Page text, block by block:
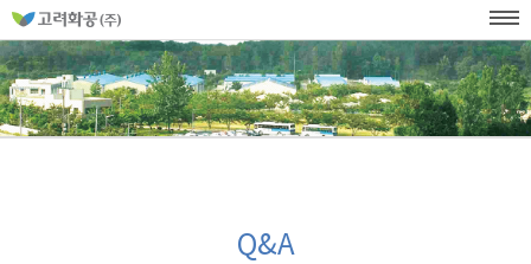
홈
이
지
네
비
게
이
션
KOR ENG SITEMAP WEB발주
메
인
메
뉴
Q&A